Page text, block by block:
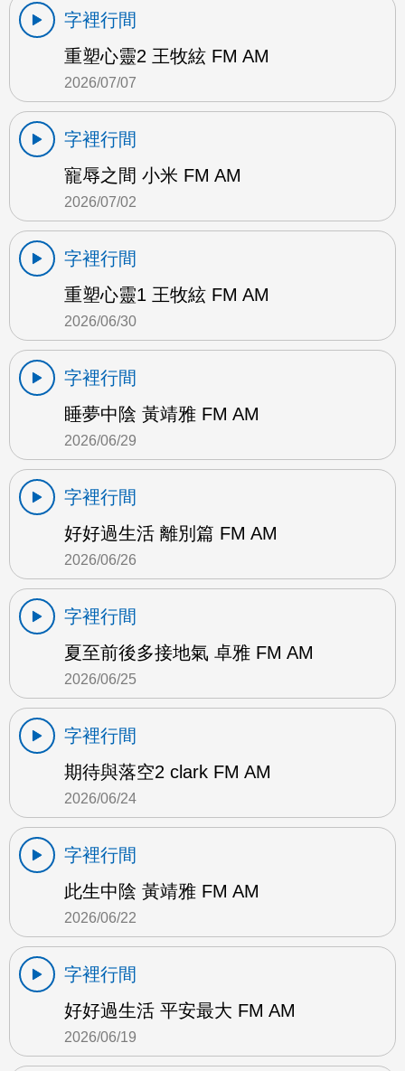
字裡行間
重塑心靈2 王牧絃 FM AM
2026/07/07
字裡行間
寵辱之間 小米 FM AM
2026/07/02
字裡行間
重塑心靈1 王牧絃 FM AM
2026/06/30
字裡行間
睡夢中陰 黃靖雅 FM AM
2026/06/29
字裡行間
好好過生活 離別篇 FM AM
2026/06/26
字裡行間
夏至前後多接地氣 卓雅 FM AM
2026/06/25
字裡行間
期待與落空2 clark FM AM
2026/06/24
字裡行間
此生中陰 黃靖雅 FM AM
2026/06/22
字裡行間
好好過生活 平安最大 FM AM
2026/06/19